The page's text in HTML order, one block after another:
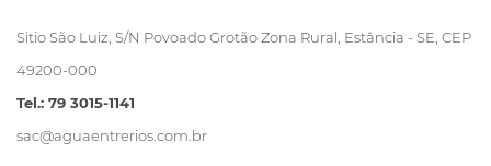
Sitio São Luiz, S/N Povoado Grotão Zona Rural, Estância - SE, CEP
49200-000
Tel.: 79 3015-1141
sac@aguaentrerios.com.br